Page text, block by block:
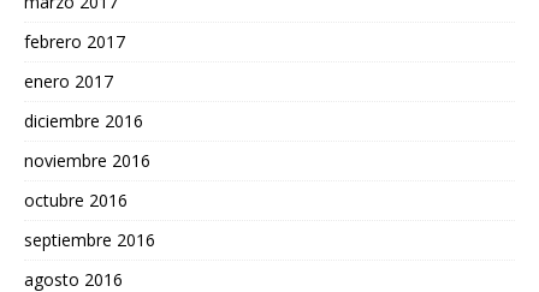
febrero 2017
enero 2017
diciembre 2016
noviembre 2016
octubre 2016
septiembre 2016
agosto 2016